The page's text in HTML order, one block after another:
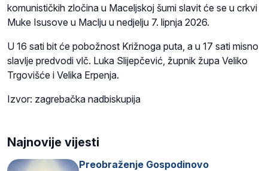
komunističkih zločina u Maceljskoj šumi slavit će se u crkvi
Muke Isusove u Maclju u nedjelju 7. lipnja 2026.
U 16 sati bit će pobožnost Križnoga puta, a u 17 sati misno
slavlje predvodi vlč. Luka Slijepčević, župnik župa Veliko
Trgovišće i Velika Erpenja.
Izvor: zagrebačka nadbiskupija
Najnovije vijesti
Preobraženje Gospodinovo